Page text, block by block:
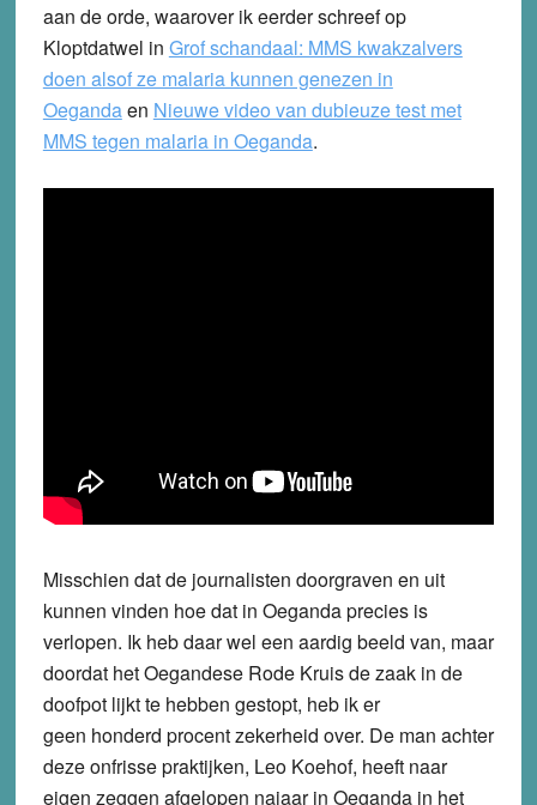
aan de orde, waarover ik eerder schreef op
Kloptdatwel in Grof schandaal: MMS kwakzalvers
doen alsof ze malaria kunnen genezen in
Oegandaen Nieuwe video van dubieuze test met
MMS tegen malaria in Oeganda.
Misschien dat de journalisten doorgraven en uit
kunnen vinden hoe dat in Oeganda precies is
verlopen. Ik heb daar wel een aardig beeld van, maar
doordat het Oegandese Rode Kruis de zaak in de
doofpot lijkt te hebben gestopt, heb ik er
geen honderd procent zekerheid over. De man achter
deze onfrisse praktijken, Leo Koehof, heeft naar
eigen zeggen afgelopen najaar in Oeganda in het